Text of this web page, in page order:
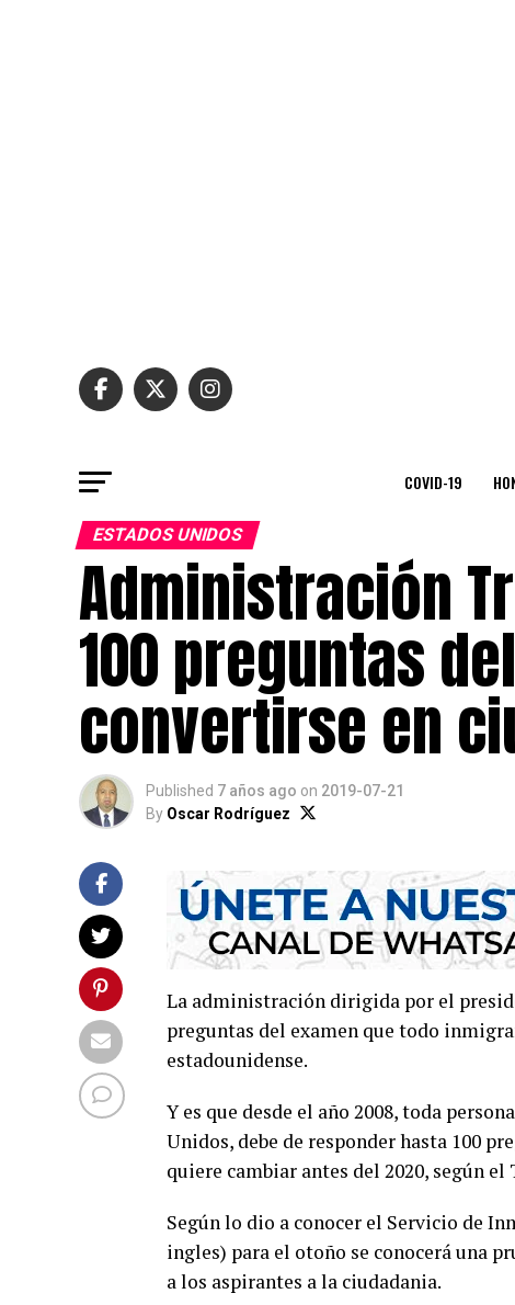
COVID-19
ESTADOS UNIDOS
Administración
100 preguntas
convertirse en
Published 7 años ago on 2019-07-21
By Oscar Rodríguez
La administración dirigida por el
preguntas del examen que todo
estadounidense.
Y es que desde el año 2008, toda
Unidos, debe de responder hasta 100
quiere cambiar antes del 2020, según
Según lo dio a conocer el Servicio de
ingles) para el otoño se conocerá una
a los aspirantes a la ciudadania.